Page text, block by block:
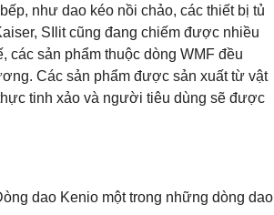
như dao kéo nồi chảo, các thiết bị tủ
SIlit cũng đang chiếm được nhiều
sản phẩm thuộc dòng WMF đều
Các sản phẩm được sản xuất từ vật
tinh xảo và người tiêu dùng sẽ được
dao Kenio một trong những dòng dao